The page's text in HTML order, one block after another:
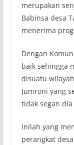
merupakan
Babinsa desa
menerima
Dengan
baik sehingga
disuatu
Jumroni yang
tidak segan
Inilah yang
perangkat